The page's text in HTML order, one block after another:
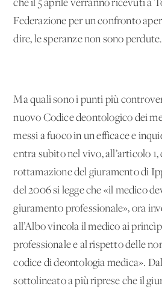
che il 5 aprile verranno ricevuti a
Federazione per un confronto
dire, le speranze non sono perdute.
Ma quali sono i punti più
nuovo Codice deontologico dei
messi a fuoco in un efficace e
entra subito nel vivo, all’articolo 1,
rottamazione del giuramento di
del 2006 si legge che «il medico
giuramento professionale», ora
all’Albo vincola il medico ai
professionale e al rispetto delle
codice di deontologia medica».
sottolineato a più riprese che il